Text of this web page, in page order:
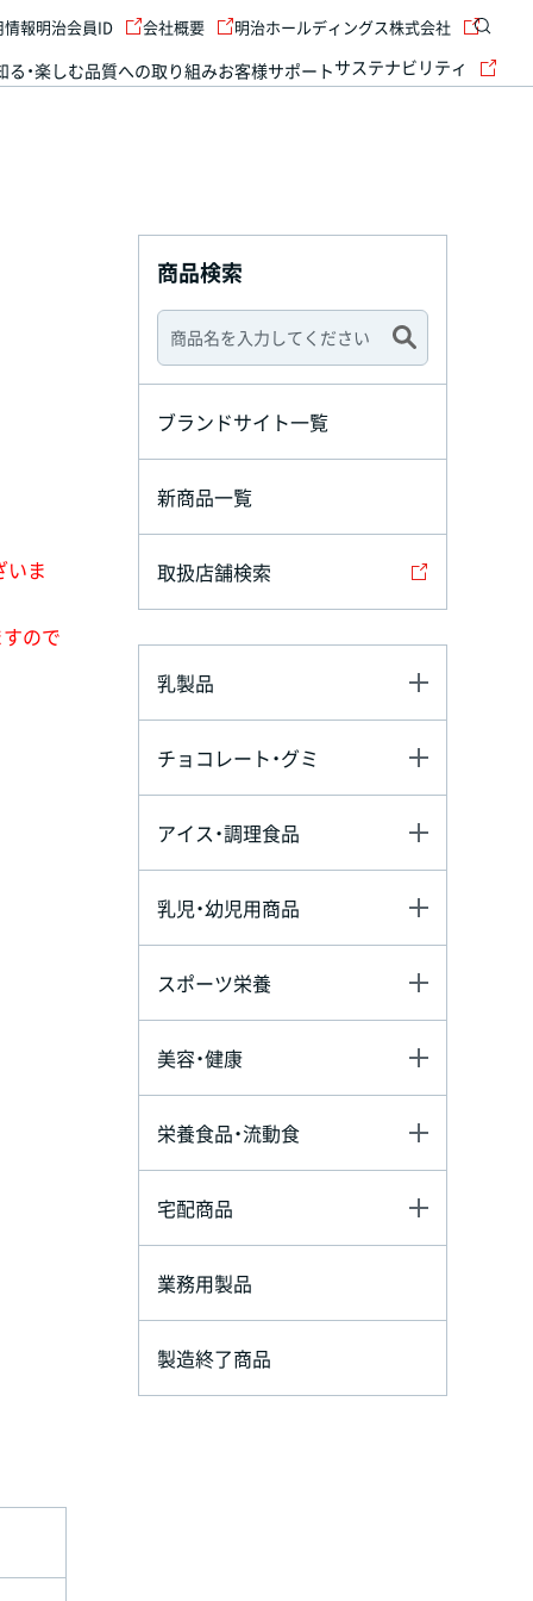
る・楽しむ品質への取り組みお客様サポートサステナビリティ
情報明治会員ID 会社概要 明治ホールディングス株式会社
いま
ので
商品検索
ブランドサイト一覧
新商品一覧
取扱店舗検索
乳製品
チョコレート・グミ
アイス・調理食品
乳児・幼児用商品
スポーツ栄養
美容・健康
栄養食品・流動食
宅配商品
業務用製品
製造終了商品